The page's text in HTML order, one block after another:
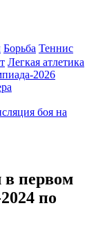
Борьба Теннис
Легкая атлетика
2026
боя на
в первом
по